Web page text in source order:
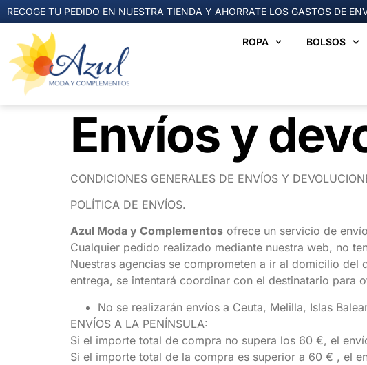
RECOGE TU PEDIDO EN NUESTRA TIENDA Y AHORRATE LOS GASTOS DE
ROPA BOLSOS
Envíos y
CONDICIONES GENERALES DE ENVÍOS Y
POLÍTICA DE ENVÍOS.
Azul Moda y Complementos ofrece un servicio de
Cualquier pedido realizado mediante nuestra web, no
Nuestras agencias se comprometen a ir al domicilio del
entrega, se intentará coordinar con el destinatario para
No se realizarán envíos a Ceuta, Melilla, Islas
ENVÍOS A LA PENÍNSULA:
Si el importe total de compra no supera los 60 €, el
Si el importe total de la compra es superior a 60 € , el